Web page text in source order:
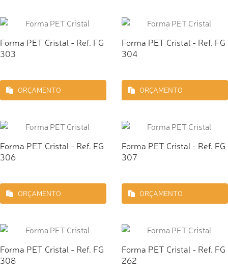
Forma PET Cristal - Ref. FG
303
ORÇAMENTO
Forma PET Cristal - Ref. FG
304
ORÇAMENTO
Forma PET Cristal - Ref. FG
306
ORÇAMENTO
Forma PET Cristal - Ref. FG
307
ORÇAMENTO
Forma PET Cristal - Ref. FG
308
Forma PET Cristal - Ref. FG
262